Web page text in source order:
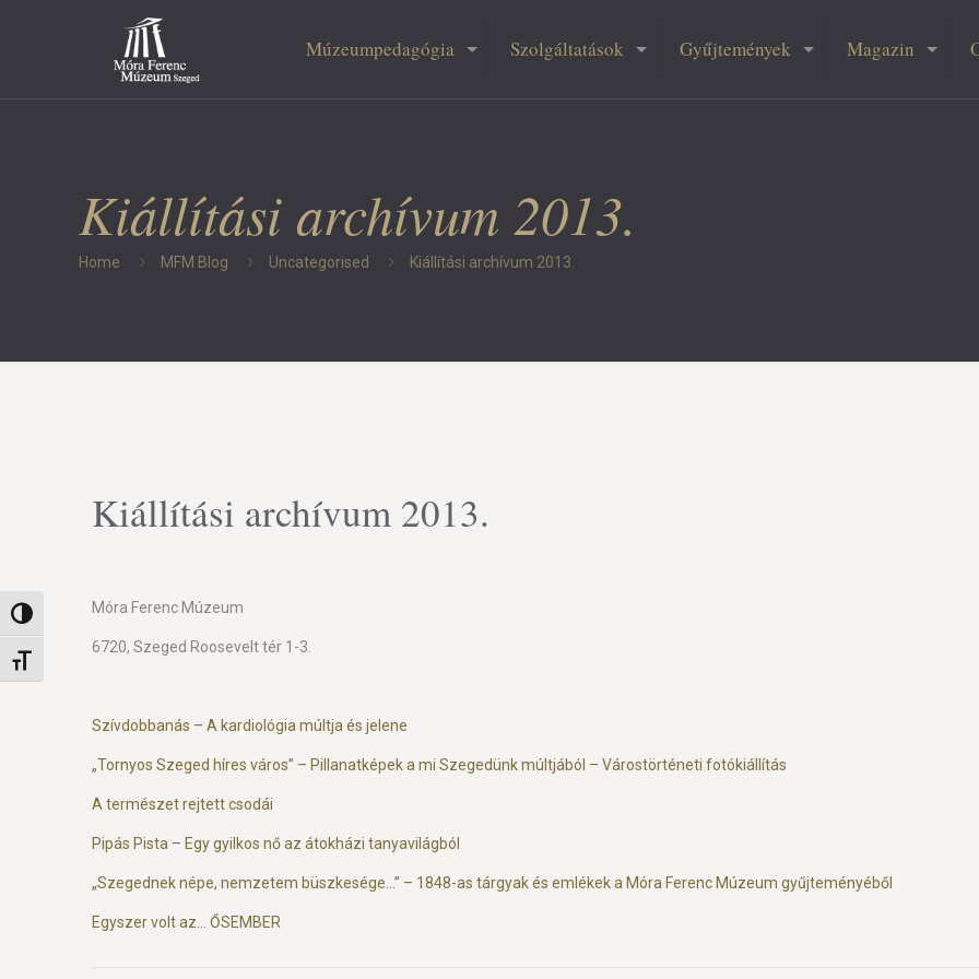
Nagy kontraszt váltása
Betűméret váltása
Múzeumpedagógia Szolgáltatások Gyűjtemények Magazin
Kiállítási archívum 2013.
Home MFM Blog Uncategorised Kiállítási archívum 2013.
Kiállítási archívum 2013.
Móra Ferenc Múzeum
6720, Szeged Roosevelt tér 1-3.
Szívdobbanás – A kardiológia múltja és jelene
„Tornyos Szeged híres város” – Pillanatképek a mi Szegedünk múltjából – Várostörténeti fotókiállítás
A természet rejtett csodái
Pipás Pista – Egy gyilkos nő az átokházi tanyavilágból
„Szegednek népe, nemzetem büszkesége…” – 1848-as tárgyak és emlékek a Móra Ferenc Múzeum gyűjteményéből
Egyszer volt az… ŐSEMBER